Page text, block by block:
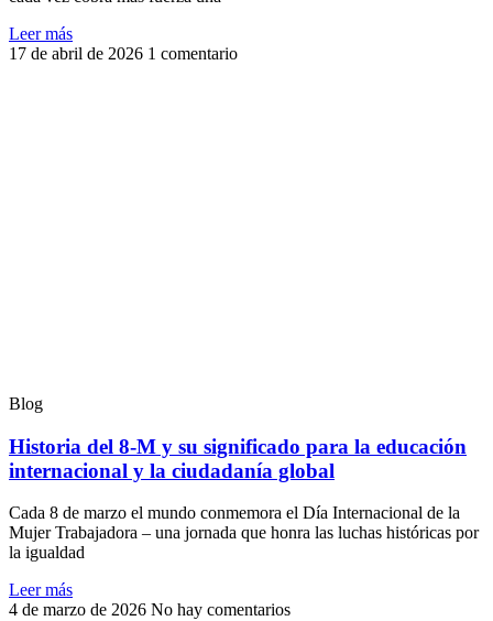
Leer más
17 de abril de 2026 1 comentario
Blog
Historia del 8-M y su significado para la educación
internacional y la ciudadanía global
Cada 8 de marzo el mundo conmemora el Día Internacional de la
Mujer Trabajadora – una jornada que honra las luchas históricas por
la igualdad
Leer más
4 de marzo de 2026 No hay comentarios